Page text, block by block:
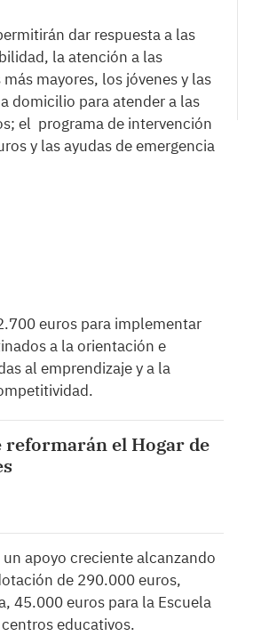
dar respuesta a las
la atención a las
mayores, los jóvenes y las
domicilio para atender a las
el programa de intervención
y las ayudas de emergencia
euros para implementar
a la orientación e
al emprendizaje y a la
reformarán el Hogar de
apoyo creciente alcanzando
de 290.000 euros,
45.000 euros para la Escuela
educativos.